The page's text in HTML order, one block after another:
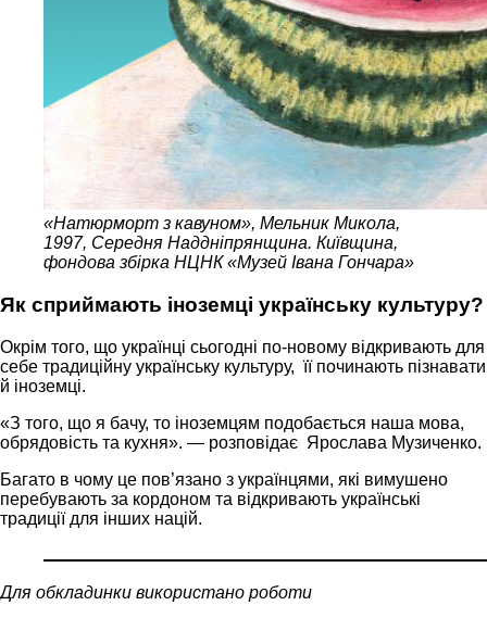
«Натюрморт з кавуном», Мельник Микола,
1997, Середня Наддніпрянщина. Київщина,
фондова збірка НЦНК «Музей Івана Гончара»
Як сприймають іноземці українську культуру?
Окрім того, що українці сьогодні по-новому відкривають для
себе традиційну українську культуру, її починають пізнавати
й іноземці.
«З того, що я бачу, то іноземцям подобається наша мова,
обрядовість та кухня». — розповідає Ярослава Музиченко.
Багато в чому це пов’язано з українцями, які вимушено
перебувають за кордоном та відкривають українські
традиції для інших націй.
Для обкладинки використано роботи